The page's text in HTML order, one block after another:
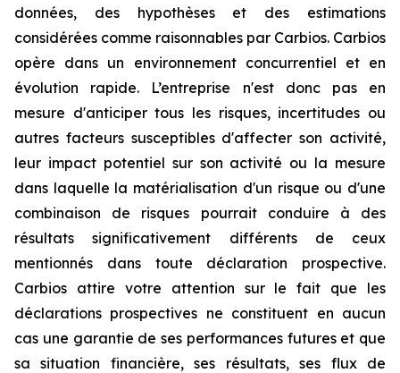
données, des hypothèses et des estimations
considérées comme raisonnables par Carbios. Carbios
opère dans un environnement concurrentiel et en
évolution rapide. L’entreprise n'est donc pas en
mesure d'anticiper tous les risques, incertitudes ou
autres facteurs susceptibles d'affecter son activité,
leur impact potentiel sur son activité ou la mesure
dans laquelle la matérialisation d'un risque ou d'une
combinaison de risques pourrait conduire à des
résultats significativement différents de ceux
mentionnés dans toute déclaration prospective.
Carbios attire votre attention sur le fait que les
déclarations prospectives ne constituent en aucun
cas une garantie de ses performances futures et que
sa situation financière, ses résultats, ses flux de